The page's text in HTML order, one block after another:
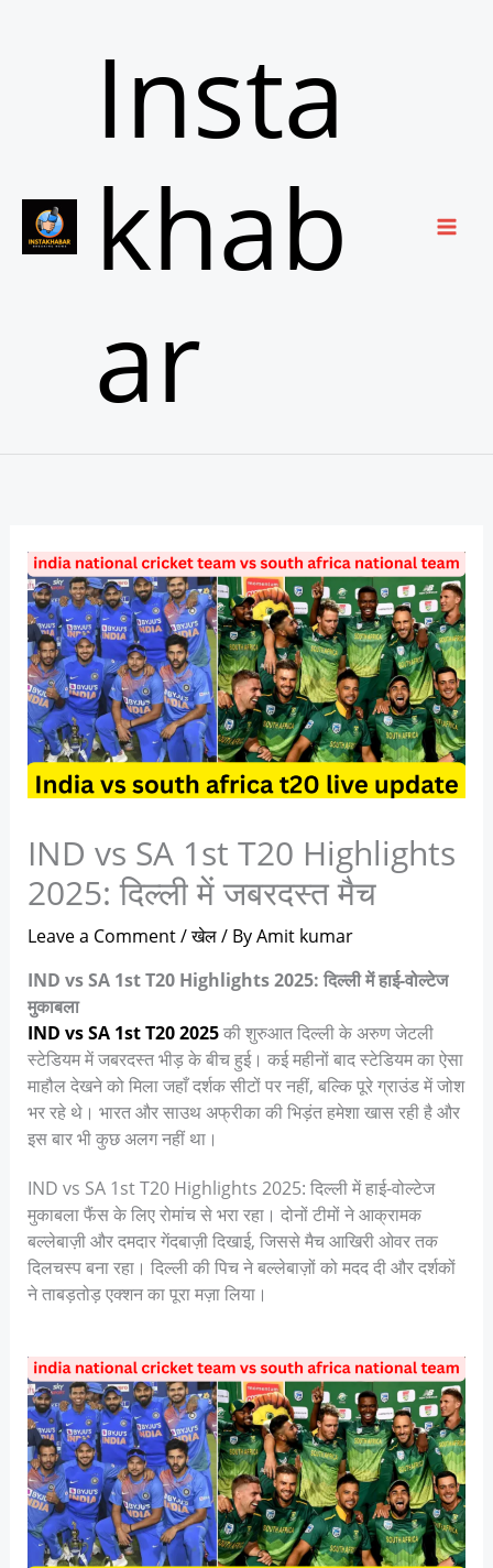
Insta
khab
ar
IND vs SA 1st T20 Highlights
2025: दिल्ली में जबरदस्त मैच
Leave a Comment/खेल/ ByAmit kumar
IND vs SA 1st T20 Highlights 2025: दिल्ली में हाई-वोल्टेज
मुकाबला
IND vs SA 1st T20 2025की शुरुआत दिल्ली के अरुण जेटली
स्टेडियम में जबरदस्त भीड़ के बीच हुई। कई महीनों बाद स्टेडियम का ऐसा
माहौल देखने को मिला जहाँ दर्शक सीटों पर नहीं, बल्कि पूरे ग्राउंड में जोश
भर रहे थे। भारत और साउथ अफ्रीका की भिड़ंत हमेशा खास रही है और
इस बार भी कुछ अलग नहीं था।
IND vs SA 1st T20 Highlights 2025: दिल्ली में हाई-वोल्टेज
मुकाबला फैंस के लिए रोमांच से भरा रहा। दोनों टीमों ने आक्रामक
बल्लेबाज़ी और दमदार गेंदबाज़ी दिखाई, जिससे मैच आखिरी ओवर तक
दिलचस्प बना रहा। दिल्ली की पिच ने बल्लेबाज़ों को मदद दी और दर्शकों
ने ताबड़तोड़ एक्शन का पूरा मज़ा लिया।